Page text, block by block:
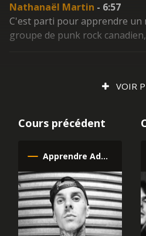
Nathanaël Martin - 6:57
C'est parti pour apprendre un
groupe de punk rock
VOIR
Cours précédent
Apprendre Adam's Song de Blink 182 à la guitare